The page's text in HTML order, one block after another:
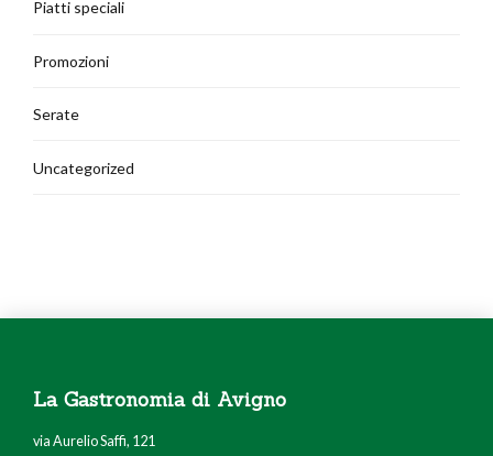
Piatti speciali
Promozioni
Serate
Uncategorized
La Gastronomia di Avigno
via Aurelio Saffi, 121